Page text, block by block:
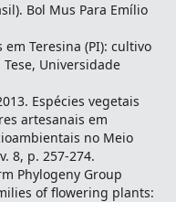
Bol Mus Para Emílio
Teresina (PI): cultivo
Universidade
Espécies vegetais
artesanais em
no Meio
8, p. 257-274.
Phylogeny Group
of flowering plants: